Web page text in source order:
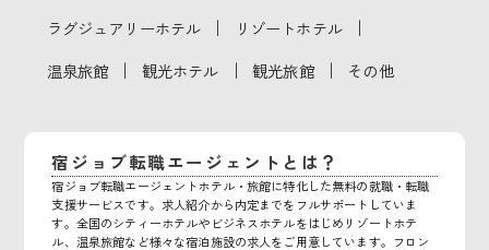
ラグジュアリーホテル ｜ リゾートホテル ｜
温泉旅館 ｜ 観光ホテル ｜ 観光旅館 ｜ その他
宿ジョブ転職エージェントとは？
宿ジョブ転職エージェントホテル・旅館に特化した無料の就職・転職
支援サービスです。求人紹介から内定までをフルサポートしていま
す。全国のシティーホテルやビジネスホテルをはじめリゾートホテ
ル、温泉旅館など様々な宿泊施設の求人をご用意しています。フロン